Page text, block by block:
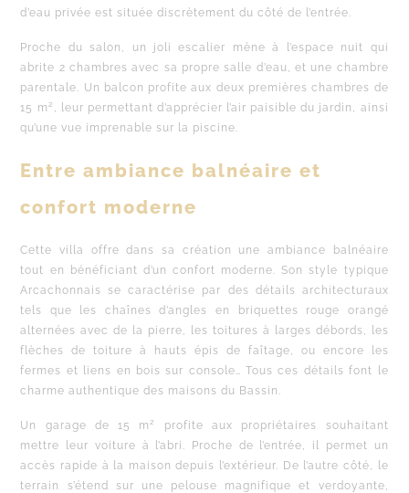
d’eau privée est située discrètement du côté de l’entrée.
Proche du salon, un joli escalier mène à l’espace nuit qui
abrite 2 chambres avec sa propre salle d’eau, et une chambre
parentale. Un balcon profite aux deux premières chambres de
15 m², leur permettant d’apprécier l’air paisible du jardin, ainsi
qu’une vue imprenable sur la piscine.
Entre ambiance balnéaire et
confort moderne
Cette villa offre dans sa création une ambiance balnéaire
tout en bénéficiant d’un confort moderne. Son style typique
Arcachonnais se caractérise par des détails architecturaux
tels que les chaînes d’angles en briquettes rouge orangé
alternées avec de la pierre, les toitures à larges débords, les
flèches de toiture à hauts épis de faîtage, ou encore les
fermes et liens en bois sur console… Tous ces détails font le
charme authentique des maisons du Bassin.
Un garage de 15 m² profite aux propriétaires souhaitant
mettre leur voiture à l’abri. Proche de l’entrée, il permet un
accès rapide à la maison depuis l’extérieur. De l’autre côté, le
terrain s’étend sur une pelouse magnifique et verdoyante,